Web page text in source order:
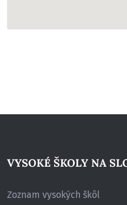
VYSOKÉ ŠKOLY NA
Zoznam vysokých škôl